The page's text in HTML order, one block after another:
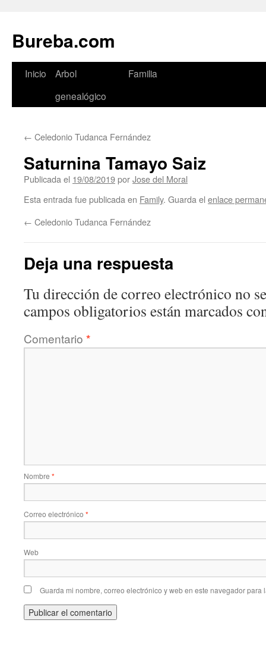
Bureba.com
Saltar
Inicio
Arbol
genealógico
Familia
← Celedonio Tudanca Fernández
Saturnina Tamayo Saiz
Publicada el 19/08/2019porJose del Moral
Esta entrada fue publicada en Family. Guarda el enlace
← Celedonio Tudanca Fernández
Deja una respuesta
Tu dirección de correo electrónico no
campos obligatorios están marcados
Comentario *
Nombre *
Correo electrónico *
Web
Guarda mi nombre, correo electrónico y web en este navegador para